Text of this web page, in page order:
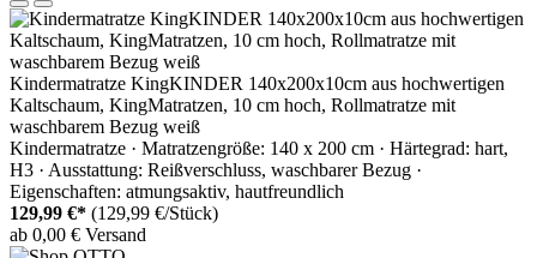
Kindermatratze KingKINDER 140x200x10cm aus hochwertigen
Kaltschaum, KingMatratzen, 10 cm hoch, Rollmatratze mit
waschbarem Bezug weiß
Kindermatratze · Matratzengröße: 140 x 200 cm · Härtegrad: hart,
H3 · Ausstattung: Reißverschluss, waschbarer Bezug ·
Eigenschaften: atmungsaktiv, hautfreundlich
129,99 €* (129,99 €/Stück)
ab 0,00 € Versand